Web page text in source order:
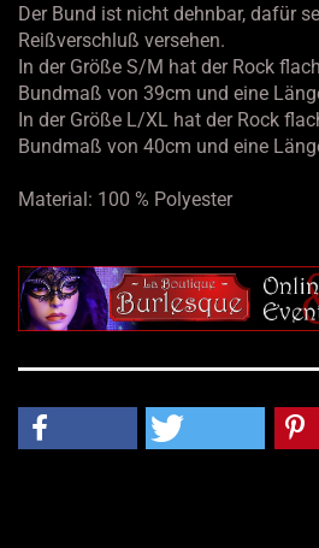
Der Bund ist nicht dehnbar, dafür
Reißverschluß versehen.
In der Größe S/M hat der Rock
Bundmaß von 39cm und eine
In der Größe L/XL hat der Rock
Bundmaß von 40cm und eine
Material: 100 % Polyester